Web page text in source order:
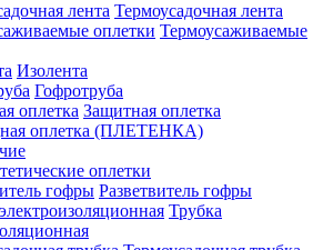
Термоусадочная лента
Термоусаживаемые
Изолента
Гофротруба
Защитная оплетка
оплетка (ПЛЕТЕНКА)
оплетки
Разветвитель гофры
Трубка